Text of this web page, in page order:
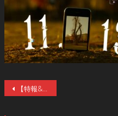
投
【特報&ティザー】注目の新鋭、山元環監督が手掛ける新作オリジナルホラー映画『呪いのスマホ』。11／13（金）公開。主演は『あのコはだぁれ？』の早瀬憩が映画単独初主演